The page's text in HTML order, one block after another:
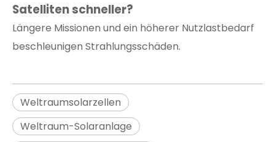
Satelliten schneller?
Längere Missionen und ein höherer Nutzlastbedarf
beschleunigen Strahlungsschäden.
Weltraumsolarzellen
Weltraum-Solaranlage